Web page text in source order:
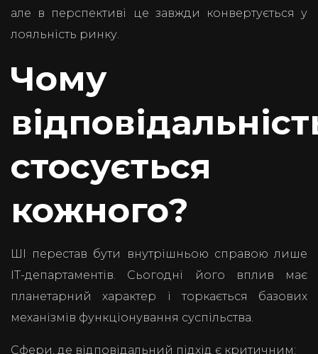
але в перспективі це завжди конвертується у
лояльність ринку.
Чому
стосується
кожного?
ШІ перестав бути внутрішньою справою лише
ІТ-департаментів. Сьогодні його вплив має
планетарний характер і торкається базових
механізмів функціонування суспільства.
Сфери, де відповідальний підхід є критичним: